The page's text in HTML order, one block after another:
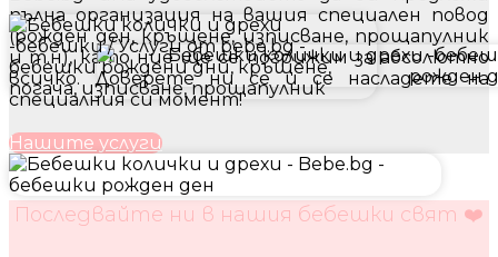
пълна организация на вашия специален повод
(рожден ден, кръщене, изписване, прощапулник
и т.н), като ние ще се погрижим за абсолютно
всичко. Доверете ни се и се насладете на
специалния си момент!
Нашите услуги
Последвайте ни в нашия бебешки свят ❤️